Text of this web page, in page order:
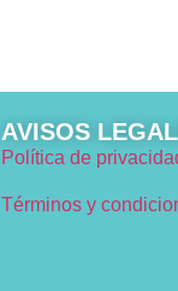
AVISOS
Política de
Términos y